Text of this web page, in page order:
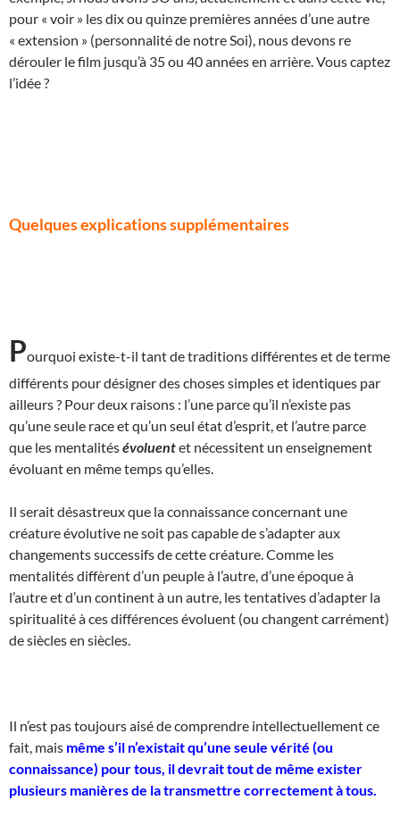
pour « voir » les dix ou quinze premières années d’une autre
« extension » (personnalité de notre Soi), nous devons re
dérouler le film jusqu’à 35 ou 40 années en arrière. Vous captez
l’idée ?
Quelques explications supplémentaires
Pourquoi existe-t-il tant de traditions différentes et de terme
différents pour désigner des choses simples et identiques par
ailleurs ? Pour deux raisons : l’une parce qu’il n’existe pas
qu’une seule race et qu’un seul état d’esprit, et l’autre parce
que les mentalitésévoluentet nécessitent un enseignement
évoluant en même temps qu’elles.
Il serait désastreux que la connaissance concernant une
créature évolutive ne soit pas capable de s’adapter aux
changements successifs de cette créature. Comme les
mentalités diffèrent d’un peuple à l’autre, d’une époque à
l’autre et d’un continent à un autre, les tentatives d’adapter la
spiritualité à ces différences évoluent (ou changent carrément)
de siècles en siècles.
Il n’est pas toujours aisé de comprendre intellectuellement ce
fait, mais même s’il n’existait qu’une seule vérité (ou
connaissance) pour tous, il devrait tout de même exister
plusieurs manières de la transmettre correctement à tous.